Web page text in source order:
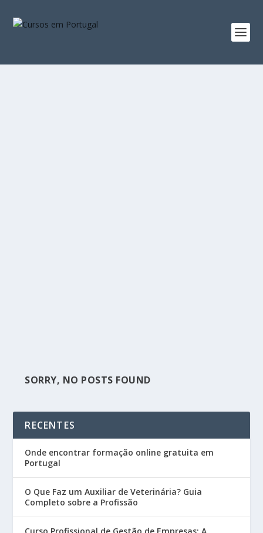
SORRY, NO POSTS FOUND
RECENTES
Onde encontrar formação online gratuita em
Portugal
O Que Faz um Auxiliar de Veterinária? Guia
Completo sobre a Profissão